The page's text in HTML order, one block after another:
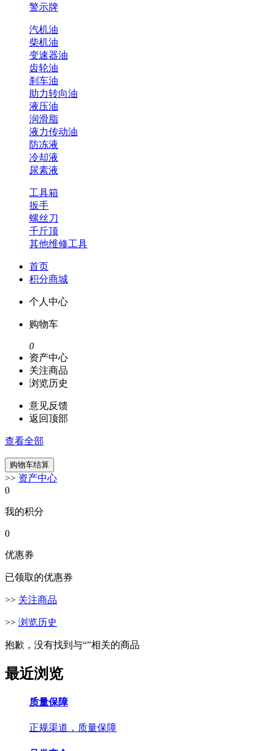
警示牌
汽机油
柴机油
变速器油
齿轮油
刹车油
助力转向油
液压油
润滑脂
液力传动油
防冻液
冷却液
尿素液
工具箱
扳手
螺丝刀
千斤顶
其他维修工具
首页
积分商城
个人中心
购物车
0
资产中心
关注商品
浏览历史
意见反馈
返回顶部
查看全部
>> 资产中心
0
我的积分
0
优惠券
已领取的优惠券
>> 关注商品
>> 浏览历史
抱歉，没有找到与“”相关的商品
最近浏览
质量保障
正规渠道，质量保障